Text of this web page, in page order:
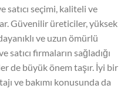
satıcı seçimi, kaliteli ve
Güvenilir üreticiler, yüksek
ve uzun ömürlü
satıcı firmaların sağladığı
de büyük önem taşır. İyi bir
ve bakımı konusunda da